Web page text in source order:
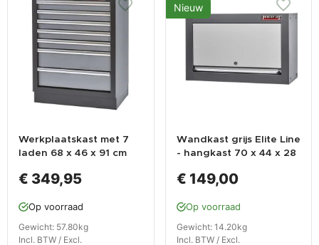
Werkplaatskast met 7
laden 68 x 46 x 91 cm
€ 349,95
Op voorraad
Gewicht: 57.80kg
Incl. BTW / Excl.
Nieuw
Wandkast grijs Elite Line
- hangkast 70 x 44 x 28
€ 149,00
Op voorraad
Gewicht: 14.20kg
Incl. BTW / Excl.